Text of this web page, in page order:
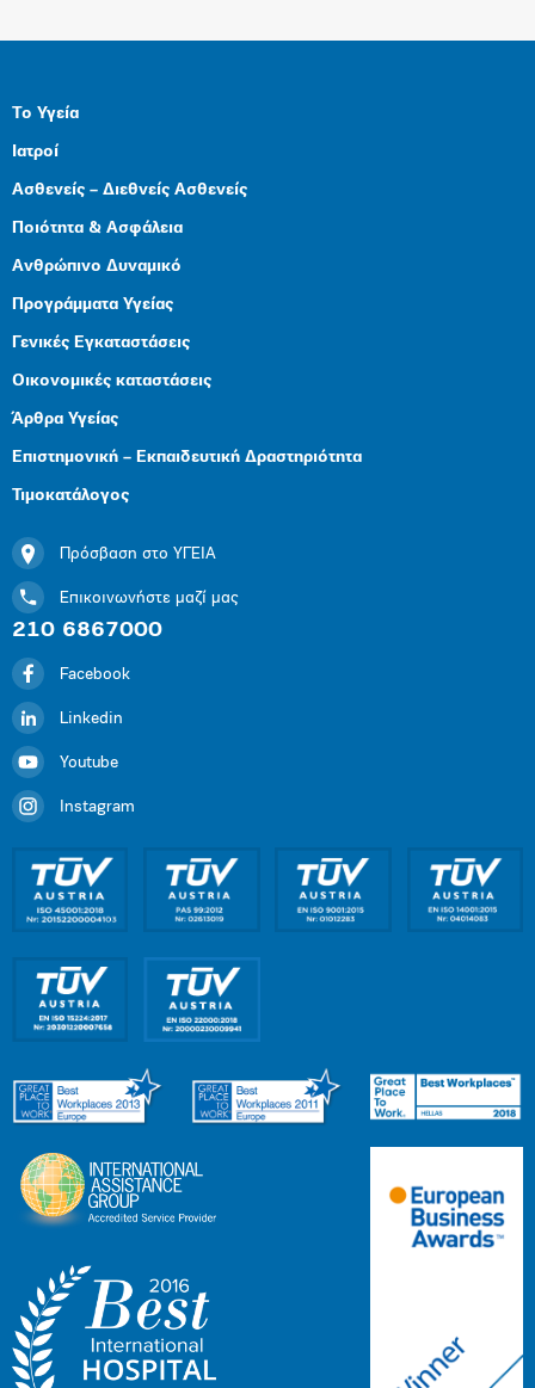
Το Υγεία
Ιατροί
Ασθενείς – Διεθνείς Ασθενείς
Ποιότητα & Ασφάλεια
Ανθρώπινο Δυναμικό
Προγράμματα Υγείας
Γενικές Εγκαταστάσεις
Οικονομικές καταστάσεις
Άρθρα Υγείας
Επιστημονική – Εκπαιδευτική Δραστηριότητα
Τιμοκατάλογος
Πρόσβαση στο ΥΓΕΙΑ
Επικοινωνήστε μαζί μας
210 6867000
Facebook
Linkedin
Youtube
Instagram